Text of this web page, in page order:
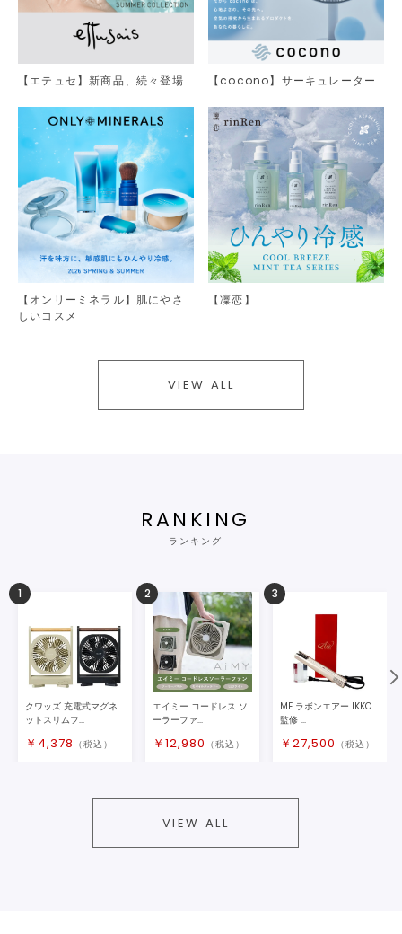
【エテュセ】新商品、続々登場 【cocono】サーキュレーター
【オンリーミネラル】肌にやさ
しいコスメ
【凜恋】
VIEW ALL
RANKING
ランキング
1
クワッズ 充電式マグネ
ットスリムフ...
￥ 4,378 （税込）
2
エイミー コードレス ソ
ーラーファ...
￥ 12,980 （税込）
3
ME ラボンエアー IKKO
監修 ...
￥ 27,500 （税込）
VIEW ALL